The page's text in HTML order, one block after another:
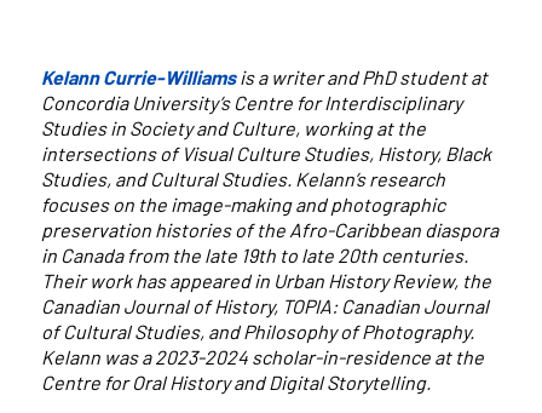
Kelann Currie-Williamsis a writer and PhD student at
Concordia University’s Centre for Interdisciplinary
Studies in Society and Culture, working at the
intersections of Visual Culture Studies, History, Black
Studies, and Cultural Studies. Kelann’s research
focuses on the image-making and photographic
preservation histories of the Afro-Caribbean diaspora
in Canada from the late 19th to late 20th centuries.
Their work has appeared in Urban History Review, the
Canadian Journal of History, TOPIA: Canadian Journal
of Cultural Studies, and Philosophy of Photography.
Kelann was a 2023-2024 scholar-in-residence at the
Centre for Oral History and Digital Storytelling.